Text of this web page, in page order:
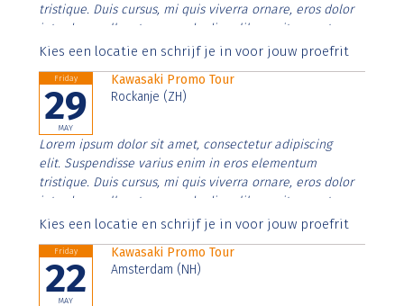
tristique. Duis cursus, mi quis viverra ornare, eros dolor
interdum nulla, ut commodo diam libero vitae erat.
Aenean faucibus nibh et justo cursus id rutrum lorem
Kies een locatie en schrijf je in voor jouw proefrit
Friday
29
MAY
Kawasaki Promo Tour
Rockanje (ZH)
Lorem ipsum dolor sit amet, consectetur adipiscing
elit. Suspendisse varius enim in eros elementum
tristique. Duis cursus, mi quis viverra ornare, eros dolor
interdum nulla, ut commodo diam libero vitae erat.
Aenean faucibus nibh et justo cursus id rutrum lorem
Kies een locatie en schrijf je in voor jouw proefrit
Friday
22
MAY
Kawasaki Promo Tour
Amsterdam (NH)